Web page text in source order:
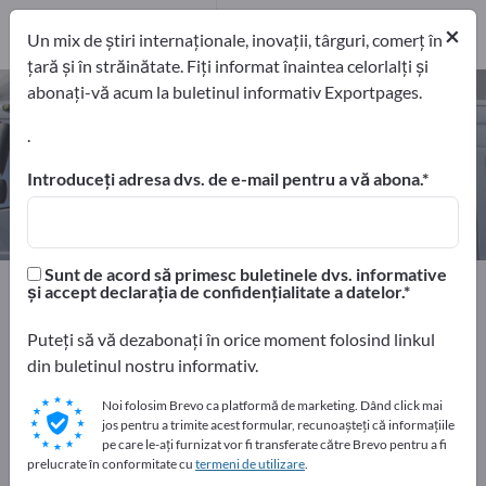
Vehicule municipale – găsiți
producători și furnizori
exportatori Producători
11
11
Home Vehicule Vehicule municipale
Faceți publicitate gratuit pe
Exportpages!
Nevoile – Ofertele – Bunuri second-hand – Contacte
comerciale >> începeți aici
×
Un mix de știri internaționale, inovații, târguri, comerț în
țară și în străinătate. Fiți informat înaintea celorlalți și
abonați-vă acum la buletinul informativ Exportpages.
.
Introduceți adresa dvs. de e-mail pentru a vă abona.
Sunt de acord să primesc buletinele dvs. informative
și accept declarația de confidențialitate a datelor.
Puteți să vă dezabonați în orice moment folosind linkul
din buletinul nostru informativ.
Noi folosim Brevo ca platformă de marketing. Dând click mai
jos pentru a trimite acest formular, recunoașteți că informațiile
pe care le-ați furnizat vor fi transferate către Brevo pentru a fi
prelucrate în conformitate cu termeni de utilizare.